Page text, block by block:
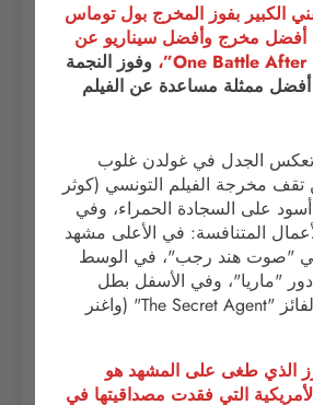
الكبير بفوز المخرج بول توماس
أفضل مخرج وأفضل سيناريو عن
وفوز النجمة
أفضل ممثلة مساعدة عن الفيلم
الذي طغى على المشهد هو
التي فقدت مصداقيتها في